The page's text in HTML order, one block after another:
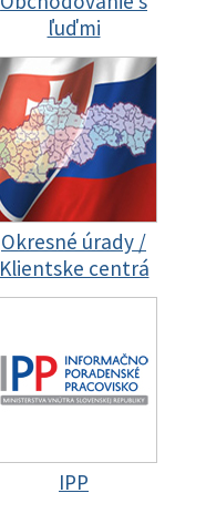
ľuďmi
Okresné úrady /
Klientske centrá
IPP